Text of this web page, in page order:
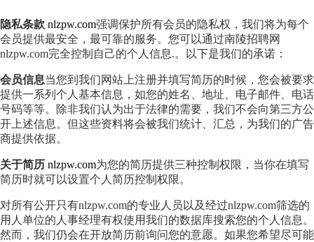
隐私条款 nlzpw.com强调保护所有会员的隐私权，我们将为每个
会员提供最安全，最可靠的服务。您可以通过南陵招聘网
nlzpw.com完全控制自己的个人信息.。以下是我们的承诺：
会员信息当您到我们网站上注册并填写简历的时候，您会被要求
提供一系列个人基本信息，如您的姓名、地址、电子邮件、电话
号码等等。除非我们认为出于法律的需要，我们不会向第三方公
开上述信息。但这些资料将会被我们统计、汇总，为我们的广告
商提供依据。
关于简历 nlzpw.com为您的简历提供三种控制权限，当你在填写
简历时就可以设置个人简历控制权限。
对所有公开只有nlzpw.com的专业人员以及经过nlzpw.com筛选的
用人单位的人事经理有权使用我们的数据库搜索您的个人信息。
然而，我们仍会在开放简历前询问您的意愿。如果您希望尽可能